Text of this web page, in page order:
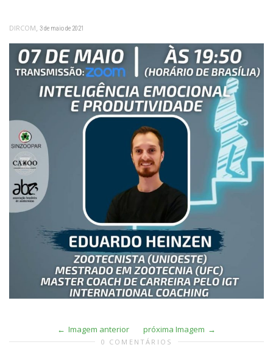
DIRCOM, 3 de maio de 2021
Imagem anterior próxima Imagem
0 COMENTÁRIOS